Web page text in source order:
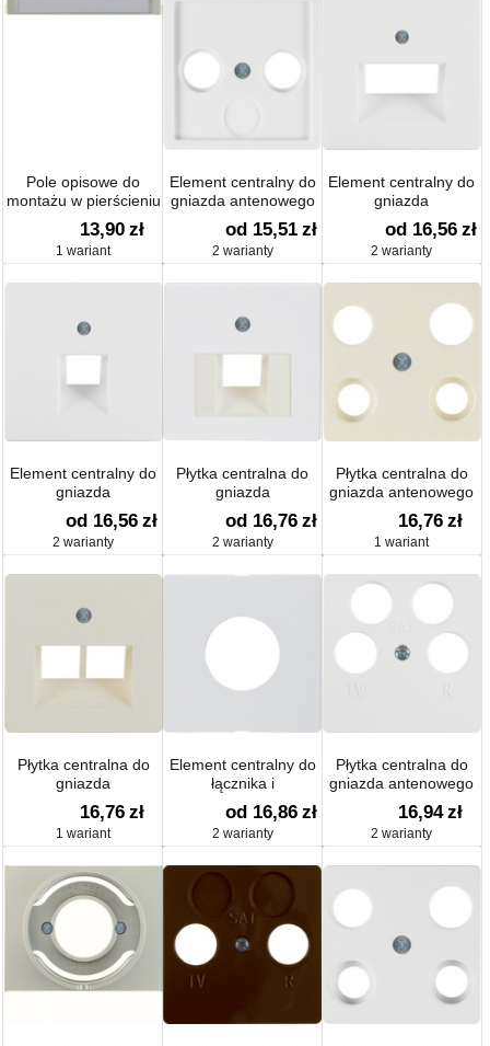
Pole opisowe do
montażu w pierścieniu
oddzielającym; stal
szlachetna,
lakierowana; System
13,90 zł
1 wariant
Element centralny do
gniazda antenowego
2- i 3-wyjściowego
aksamit; Q.1 / Q.3
od 15,51 zł
2 warianty
Element centralny do
gniazda
przyłączeniowego UAE
2-krotnego aksamit;
Q.1 / Q.3
od 16,56 zł
2 warianty
Element centralny do
gniazda
przyłączeniowego UAE
1-krotnego aksamit;
Q.1 / Q.3
od 16,56 zł
2 warianty
Płytka centralna do
gniazda
przyłączeniowego UAE
System płytek
centralnych
od 16,76 zł
2 warianty
Płytka centralna do
gniazda antenowego
4-wyjściowego System
płytek centralnych
16,76 zł
1 wariant
Płytka centralna do
gniazda
przyłączeniowego
UAE/E-DAT
Design/Telekom ISDN
centralnych
16,76 zł
1 wariant
Element centralny do
łącznika i
sygnalizatora
świetlnego aksamit;
Q.1 / Q.3
od 16,86 zł
2 warianty
Płytka centralna do
gniazda antenowego
4-wyjściowego;
System płytek
centralnych
16,94 zł
2 warianty